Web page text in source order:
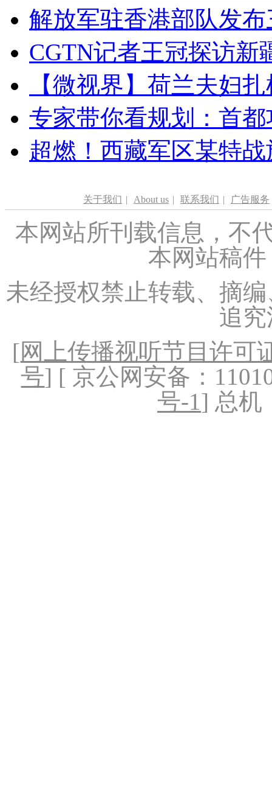
解放军驻香港部队发
CGTN记者王冠探访新
【微视界】荷兰夫妇
专家带你看规划：首
超燃！西藏军区某特
关于我们 | About us | 联系我们 | 广告服务
本网站所刊载信息，不
本网站稿
未经授权禁止转载、摘
追
[网上传播视听节目许可
号] [ 京公网安备：
号-1] 总机